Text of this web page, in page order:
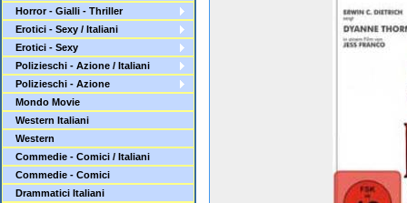
Horror - Gialli - Thriller
Erotici - Sexy / Italiani
Erotici - Sexy
Polizieschi - Azione / Italiani
Polizieschi - Azione
Mondo Movie
Western Italiani
Western
Commedie - Comici / Italiani
Commedie - Comici
Drammatici Italiani